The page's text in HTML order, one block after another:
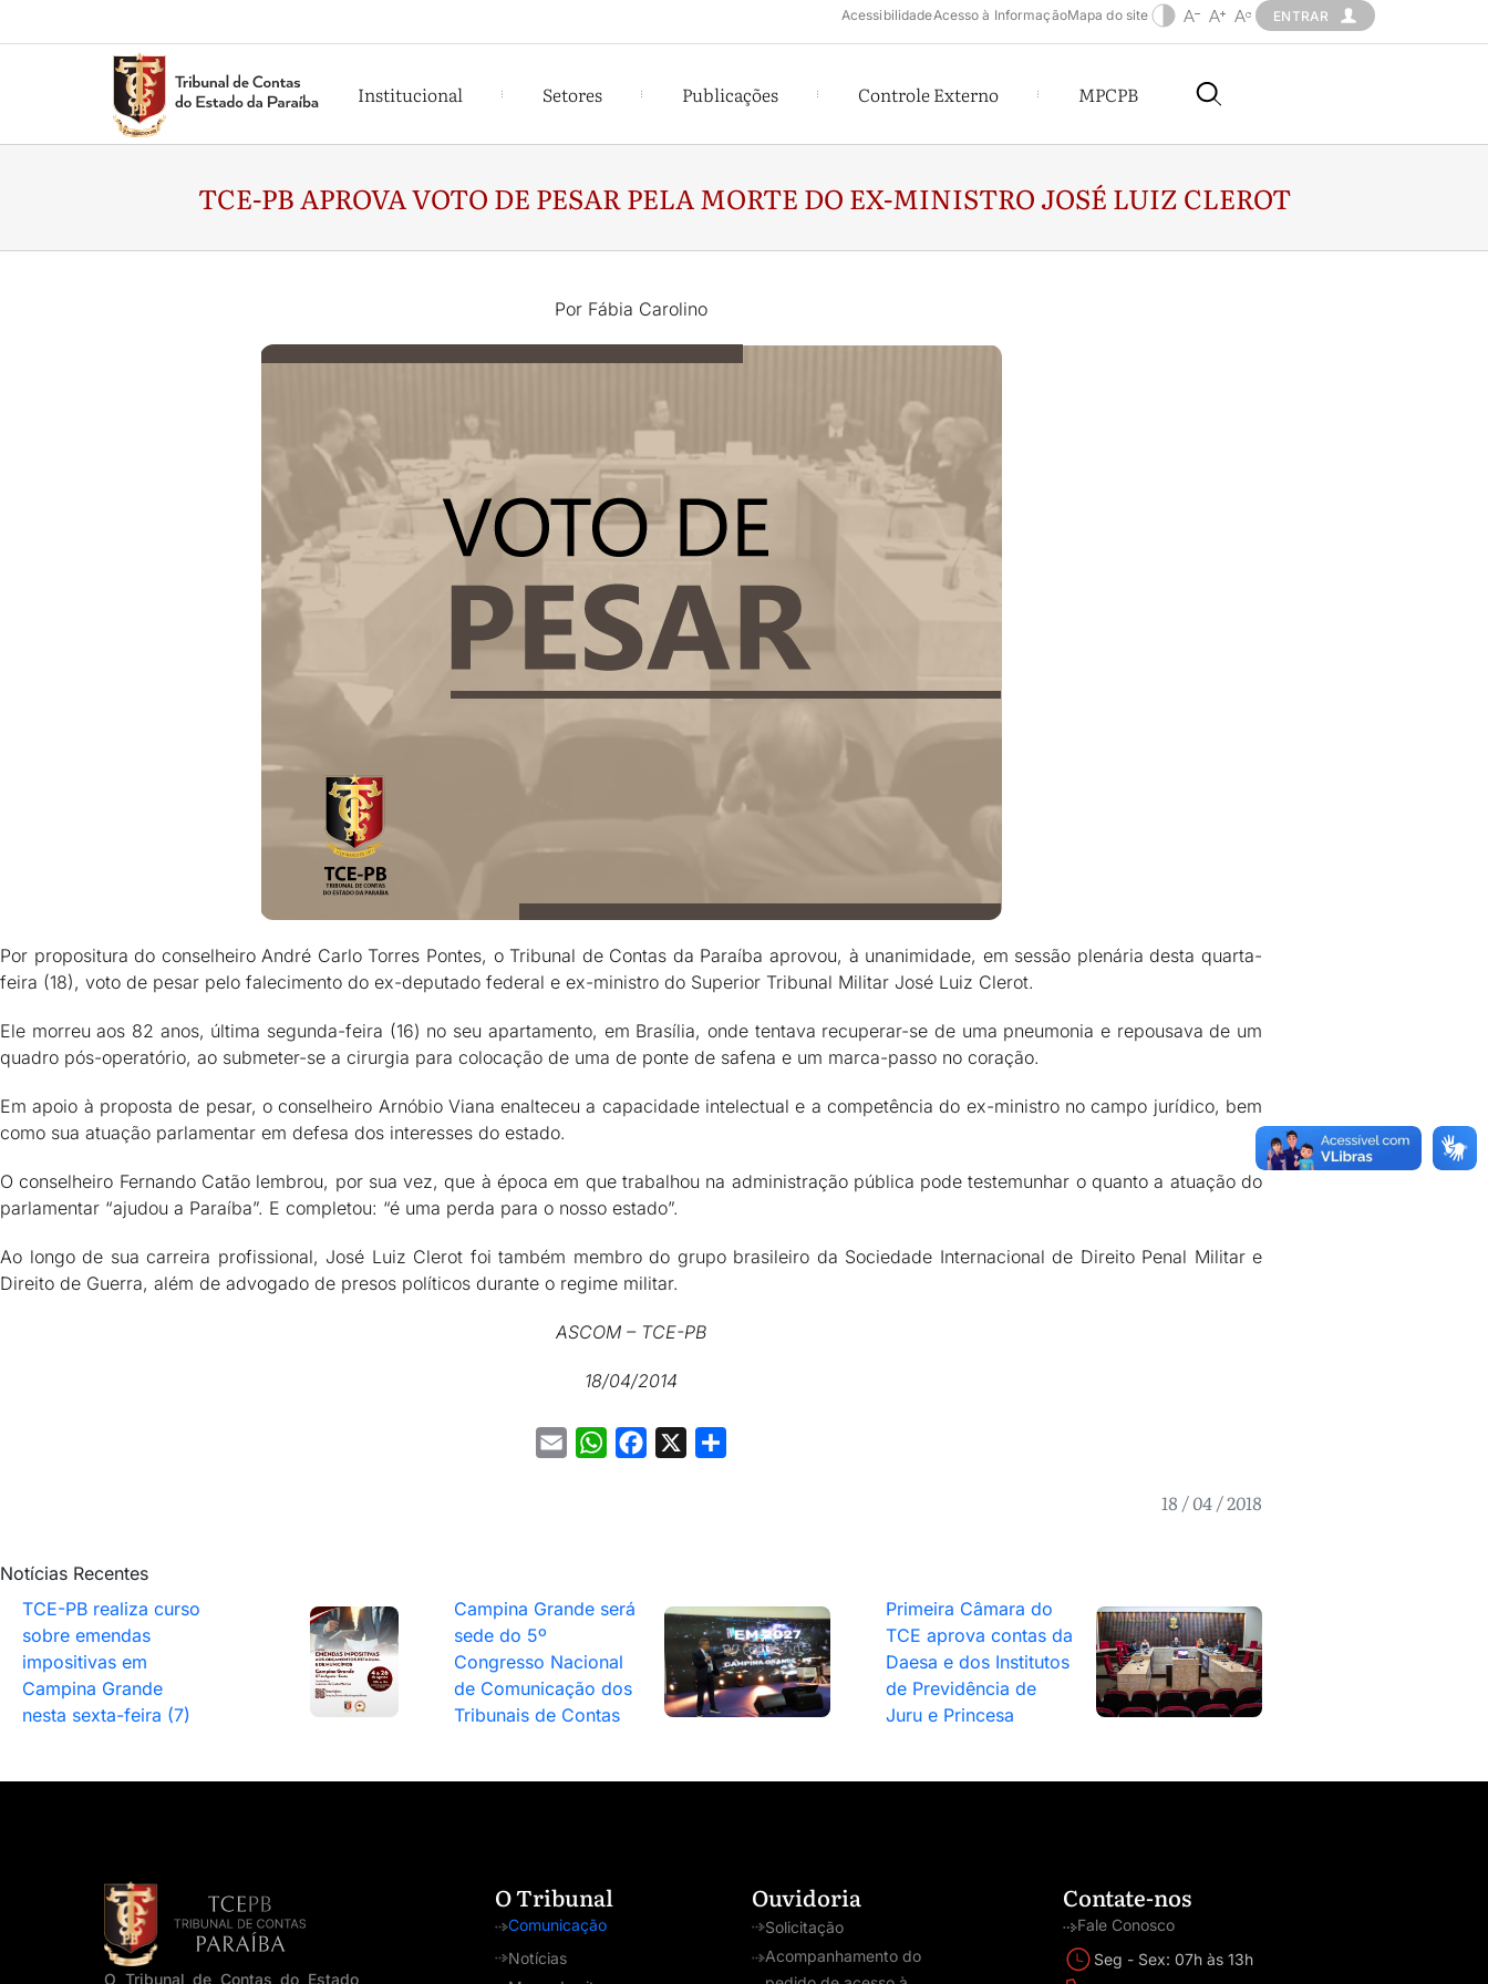
AcessibilidadeAcesso à InformaçãoMapa do site ENTRAR
Institucional Setores Publicações Controle Externo MPCPB
TCE-PB APROVA VOTO DE PESAR PELA MORTE DO EX-MINISTRO JOSÉ LUIZ CLEROT
Por Fábia Carolino
Por propositura do conselheiro André Carlo Torres Pontes, o Tribunal de Contas da Paraíba aprovou, à unanimidade, em sessão plenária desta quarta-
feira (18), voto de pesar pelo falecimento do ex-deputado federal e ex-ministro do Superior Tribunal Militar José Luiz Clerot.
Ele morreu aos 82 anos, última segunda-feira (16) no seu apartamento, em Brasília, onde tentava recuperar-se de uma pneumonia e repousava de um
quadro pós-operatório, ao submeter-se a cirurgia para colocação de uma de ponte de safena e um marca-passo no coração.
Em apoio à proposta de pesar, o conselheiro Arnóbio Viana enalteceu a capacidade intelectual e a competência do ex-ministro no campo jurídico, bem
como sua atuação parlamentar em defesa dos interesses do estado.
O conselheiro Fernando Catão lembrou, por sua vez, que à época em que trabalhou na administração pública pode testemunhar o quanto a atuação do
parlamentar “ajudou a Paraíba”. E completou: “é uma perda para o nosso estado”.
Ao longo de sua carreira profissional, José Luiz Clerot foi também membro do grupo brasileiro da Sociedade Internacional de Direito Penal Militar e
Direito de Guerra, além de advogado de presos políticos durante o regime militar.
ASCOM – TCE-PB
18/04/2014
Email WhatsAppFacebook
18 / 04 / 2018
Notícias Recentes
TCE-PB realiza curso
sobre emendas
impositivas em
Campina Grande
nesta sexta-feira (7)
Campina Grande será
sede do 5º
Congresso Nacional
de Comunicação dos
Tribunais de Contas
Primeira Câmara do
TCE aprova contas da
Daesa e dos Institutos
de Previdência de
Juru e Princesa
O Tribunal de Contas do Estado
O Tribunal
Comunicação
Notícias
Ouvidoria
Solicitação
Acompanhamento do
Contate-nos
Fale Conosco
Seg - Sex: 07h às 13h